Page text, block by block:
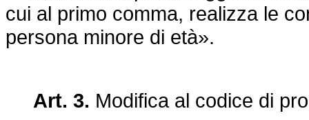
cui al primo comma, realizza le
persona minore di età».
Art. 3. Modifica al codice di